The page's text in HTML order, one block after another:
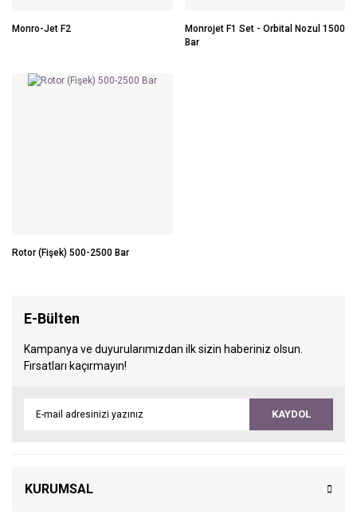
Monro-Jet F2
Monrojet F1 Set - Orbital Nozul 1500
Bar
Rotor (Fişek) 500-2500 Bar
E-Bülten
Kampanya ve duyurularımızdan ilk sizin haberiniz olsun.
Fırsatları kaçırmayın!
KAYDOL
KURUMSAL